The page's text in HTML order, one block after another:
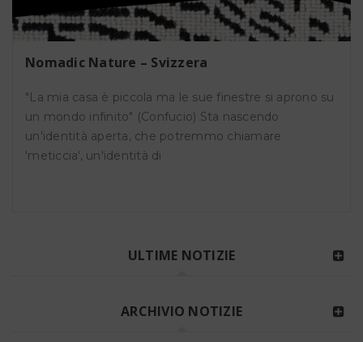
Nomadic Nature – Svizzera
"La mia casa è piccola ma le sue finestre si aprono su
un mondo infinito" (Confucio) Sta nascendo
un'identità aperta, che potremmo chiamare
'meticcia', un'identità di
ULTIME NOTIZIE
ARCHIVIO NOTIZIE